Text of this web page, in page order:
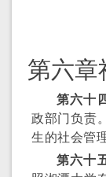
第六章
第六十
政部门负责
生的社会管
第六十